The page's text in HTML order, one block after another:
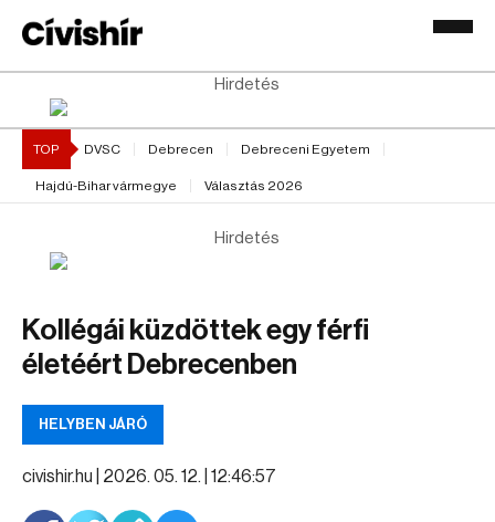
Hirdetés
TOP DVSC Debrecen Debreceni Egyetem
Hajdú-Bihar vármegye Választás 2026
Hirdetés
Kollégái küzdöttek egy férfi
életéért Debrecenben
HELYBEN JÁRÓ
civishir.hu | 2026. 05. 12. | 12:46:57